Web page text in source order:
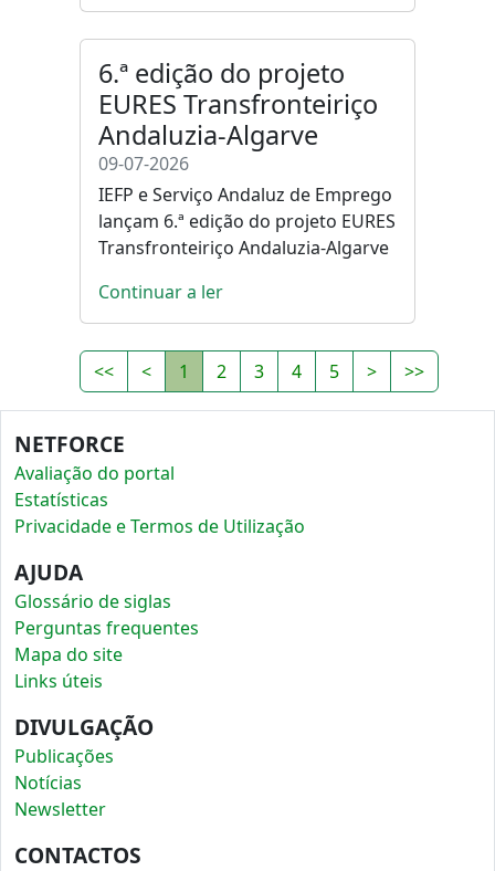
6.ª edição do projeto
EURES Transfronteiriço
Andaluzia-Algarve
09-07-2026
IEFP e Serviço Andaluz de Emprego
lançam 6.ª edição do projeto EURES
Transfronteiriço Andaluzia-Algarve
Continuar a ler
<< < 1 2 3 4 5 > >>
NETFORCE
Avaliação do portal
Estatísticas
Privacidade e Termos de Utilização
AJUDA
Glossário de siglas
Perguntas frequentes
Mapa do site
Links úteis
DIVULGAÇÃO
Publicações
Notícias
Newsletter
CONTACTOS